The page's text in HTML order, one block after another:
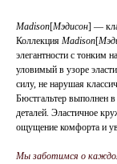
Madison[Мэдисон] —
Коллекция Madison[
элегантности с тонким
уловимый в узоре
силу, не нарушая
Бюстгальтер выполнен
деталей. Эластичное
ощущение комфорта и
Мы заботимся о